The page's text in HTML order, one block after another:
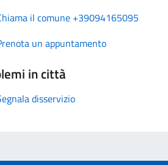
il comune +39094165095
un appuntamento
in città
disservizio